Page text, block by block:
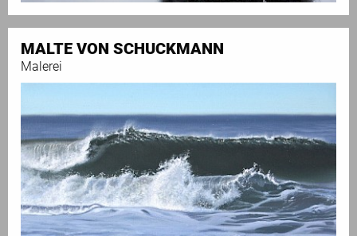
MALTE VON SCHUCKMANN
Malerei